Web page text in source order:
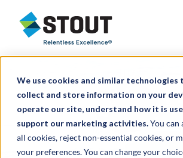
We use cookies and similar technologies
collect and store information on your
operate our site, understand how it is
support our marketing activities.You can
all cookies, reject non-essential cookies, or
your preferences. You can change your
Stout Relentless Excellence